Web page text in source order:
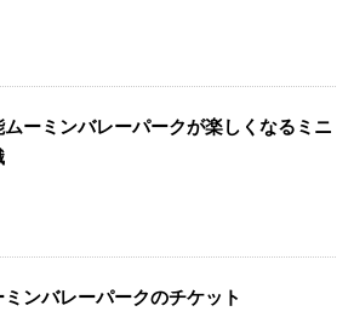
ムーミンバレーパークが楽しくなるミニ
ミンバレーパークのチケット